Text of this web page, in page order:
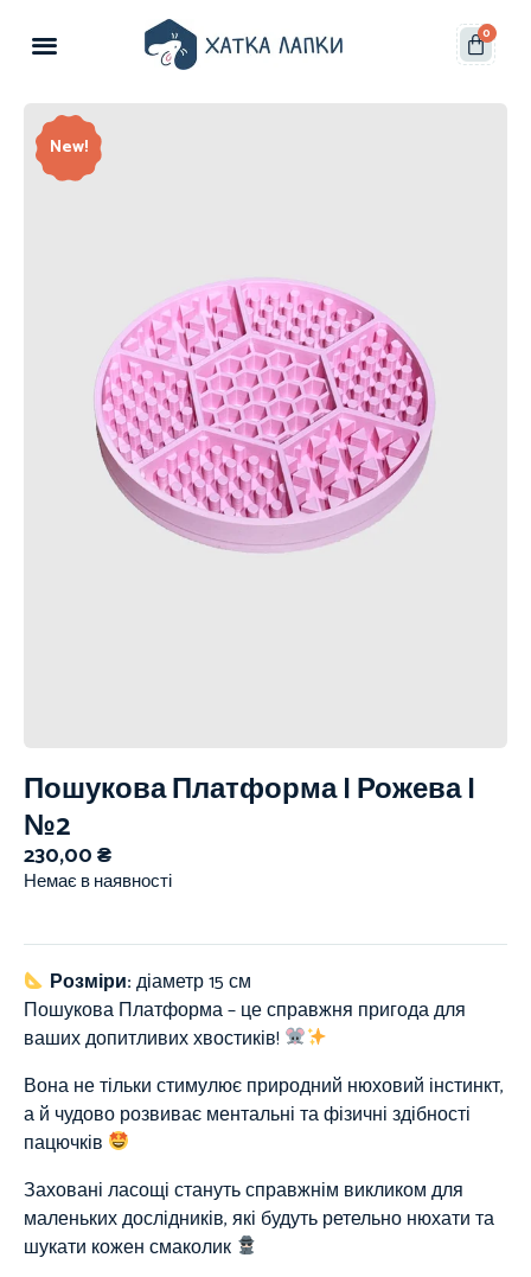
0
New!
Пошукова Платформа | Рожева |
№2
230,00₴
Немає в наявності
Розміри:діаметр 15 см
Пошукова Платформа – це справжня пригода для
ваших допитливих хвостиків!
Вона не тільки стимулює природний нюховий інстинкт,
а й чудово розвиває ментальні та фізичні здібності
пацючків
Заховані ласощі стануть справжнім викликом для
маленьких дослідників, які будуть ретельно нюхати та
шукати кожен смаколик